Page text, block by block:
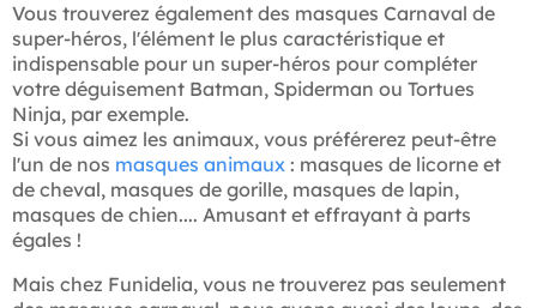
Vous trouverez également des masques Carnaval de
super-héros, l'élément le plus caractéristique et
indispensable pour un super-héros pour compléter
votre déguisement Batman, Spiderman ou Tortues
Ninja, par exemple.
Si vous aimez les animaux, vous préférerez peut-être
l'un de nos masques animaux : masques de licorne et
de cheval, masques de gorille, masques de lapin,
masques de chien.... Amusant et effrayant à parts
égales !
Mais chez Funidelia, vous ne trouverez pas seulement